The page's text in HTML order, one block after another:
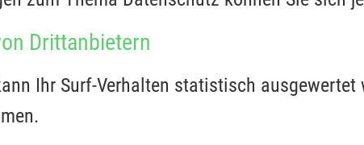
Dritt­anbietern
Ihr Surf-Verhalten statistisch